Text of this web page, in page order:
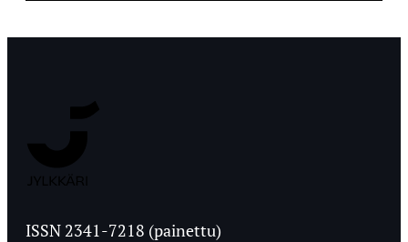
Ylioppilaslehti
ISSN 2341-7218 (painettu)